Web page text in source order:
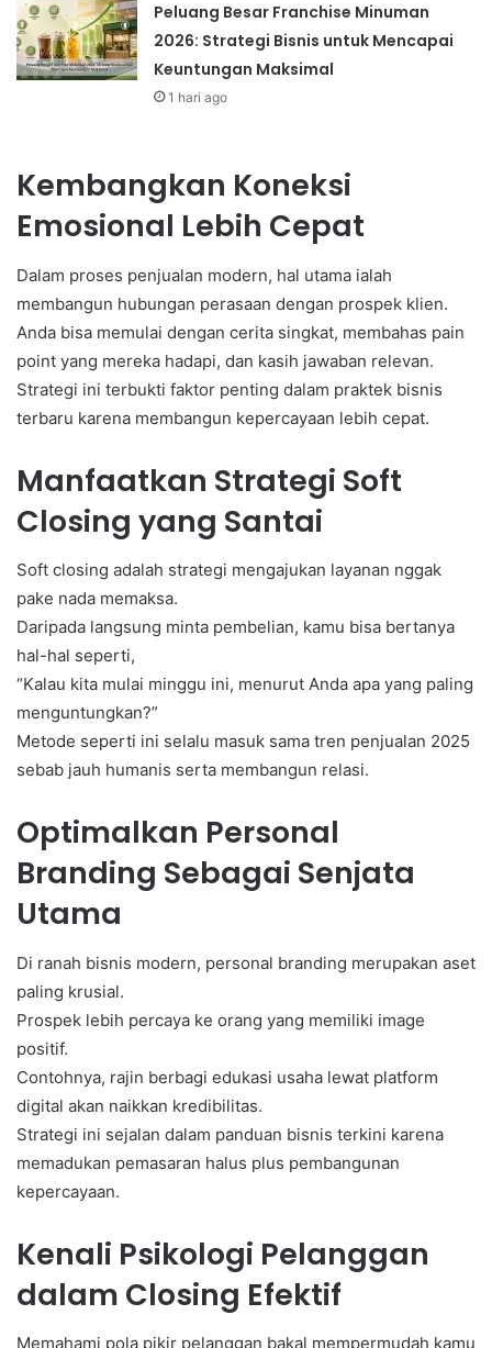
Peluang Besar Franchise Minuman
2026: Strategi Bisnis untuk Mencapai
Keuntungan Maksimal
1 hari ago
Kembangkan Koneksi
Emosional Lebih Cepat
Dalam proses penjualan modern, hal utama ialah
membangun hubungan perasaan dengan prospek klien.
Anda bisa memulai dengan cerita singkat, membahas pain
point yang mereka hadapi, dan kasih jawaban relevan.
Strategi ini terbukti faktor penting dalam praktek bisnis
terbaru karena membangun kepercayaan lebih cepat.
Manfaatkan Strategi Soft
Closing yang Santai
Soft closing adalah strategi mengajukan layanan nggak
pake nada memaksa.
Daripada langsung minta pembelian, kamu bisa bertanya
hal-hal seperti,
“Kalau kita mulai minggu ini, menurut Anda apa yang paling
menguntungkan?”
Metode seperti ini selalu masuk sama tren penjualan 2025
sebab jauh humanis serta membangun relasi.
Optimalkan Personal
Branding Sebagai Senjata
Utama
Di ranah bisnis modern, personal branding merupakan aset
paling krusial.
Prospek lebih percaya ke orang yang memiliki image
positif.
Contohnya, rajin berbagi edukasi usaha lewat platform
digital akan naikkan kredibilitas.
Strategi ini sejalan dalam panduan bisnis terkini karena
memadukan pemasaran halus plus pembangunan
kepercayaan.
Kenali Psikologi Pelanggan
dalam Closing Efektif
Memahami pola pikir pelanggan bakal mempermudah kamu